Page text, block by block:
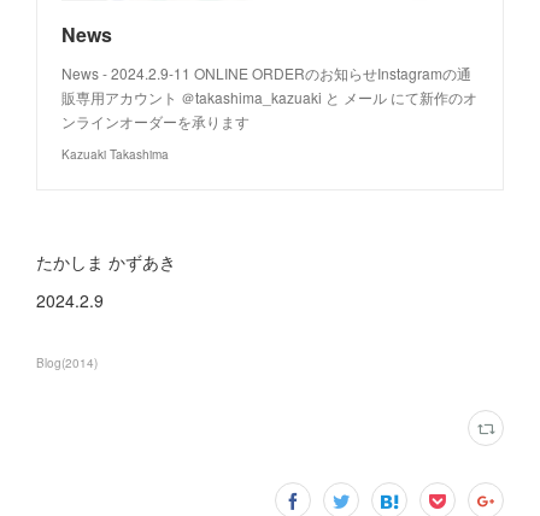
News
News - 2024.2.9-11 ONLINE ORDERのお知らせInstagramの通
販専用アカウント ＠takashima_kazuaki と メール にて新作のオ
ンラインオーダーを承ります
Kazuaki Takashima
たかしま かずあき
2024.2.9
Blog(2014)